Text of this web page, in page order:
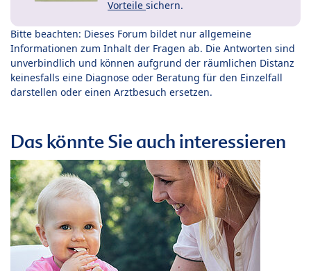
Vorteile sichern.
Bitte beachten: Dieses Forum bildet nur allgemeine
Informationen zum Inhalt der Fragen ab. Die Antworten sind
unverbindlich und können aufgrund der räumlichen Distanz
keinesfalls eine Diagnose oder Beratung für den Einzelfall
darstellen oder einen Arztbesuch ersetzen.
Das könnte Sie auch interessieren